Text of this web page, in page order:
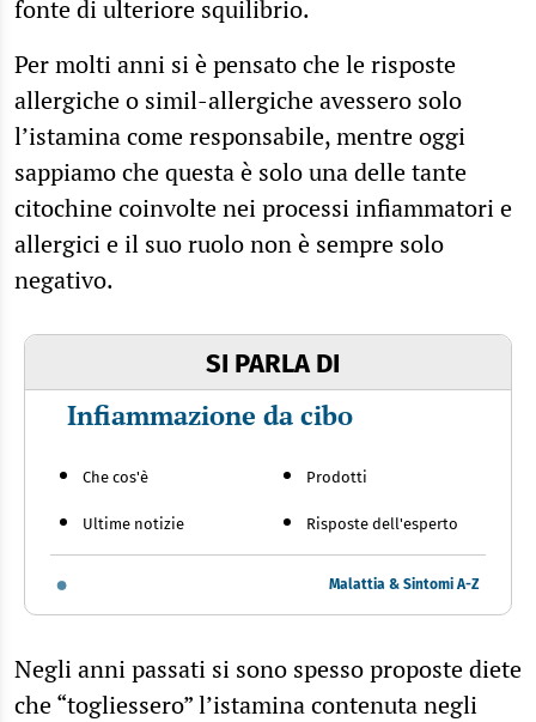
fonte di ulteriore squilibrio.
Per molti anni si è pensato che le risposte
allergiche o simil-allergiche avessero solo
l’istamina come responsabile, mentre oggi
sappiamo che questa è solo una delle tante
citochine coinvolte nei processi infiammatori e
allergici e il suo ruolo non è sempre solo
negativo.
SI PARLA DI
Infiammazione da cibo
Che cos'è
Ultime notizie
Prodotti
Risposte dell'esperto
Malattia & Sintomi A-Z
Negli anni passati si sono spesso proposte diete
che “togliessero” l’istamina contenuta negli